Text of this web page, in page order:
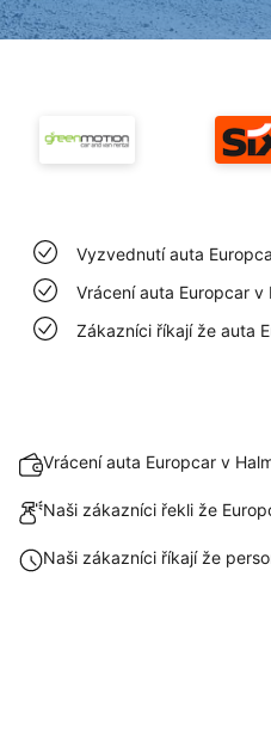
Vyzvednutí auta
Vrácení auta Europcar
Zákazníci říkají že auta
Vrácení auta Europcar v
Naši zákazníci řekli že
Naši zákazníci říkají že